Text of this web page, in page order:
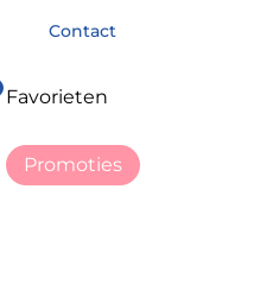
Contact
Favorieten
Promoties